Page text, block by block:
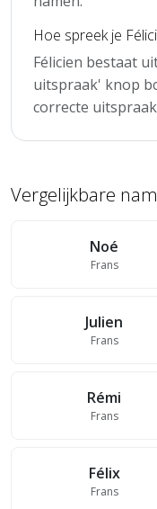
Hoe spreek je
Félicien bestaat
uitspraak' knop
correcte
Vergelijkbare
Noé
Frans
Julien
Frans
Rémi
Frans
Félix
Frans